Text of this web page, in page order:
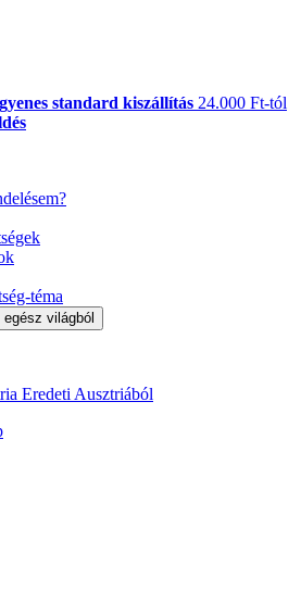
standard kiszállítás 24.000 Ft-tól
téma
Eredeti Ausztriából